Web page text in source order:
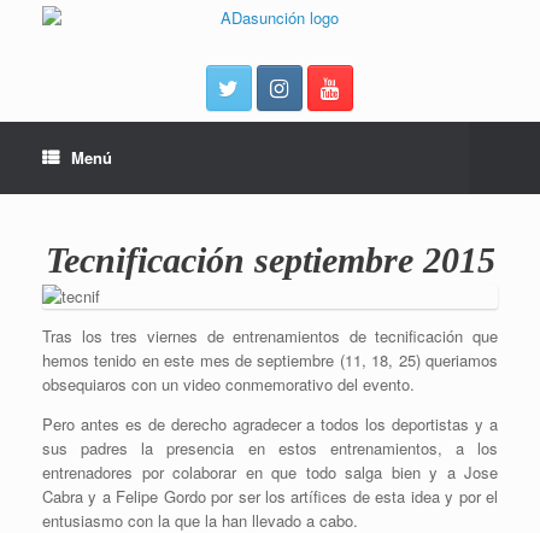
Menú
Tecnificación septiembre 2015
Tras los tres viernes de entrenamientos de tecnificación que
hemos tenido en este mes de septiembre (11, 18, 25) queriamos
obsequiaros con un video conmemorativo del evento.
Pero antes es de derecho agradecer a todos los deportistas y a
sus padres la presencia en estos entrenamientos, a los
entrenadores por colaborar en que todo salga bien y a Jose
Cabra y a Felipe Gordo por ser los artífices de esta idea y por el
entusiasmo con la que la han llevado a cabo.